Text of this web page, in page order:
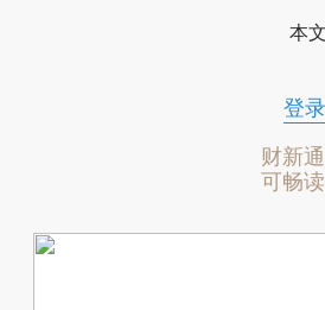
本
登录
财新
可畅